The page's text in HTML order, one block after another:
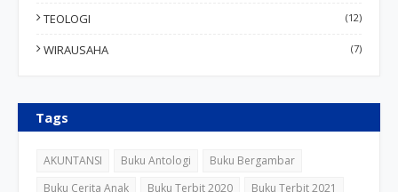
TEOLOGI (12)
WIRAUSAHA (7)
Tags
AKUNTANSI Buku Antologi
Buku Bergambar
Buku Cerita Anak
Buku Terbit 2020
Buku Terbit 2021